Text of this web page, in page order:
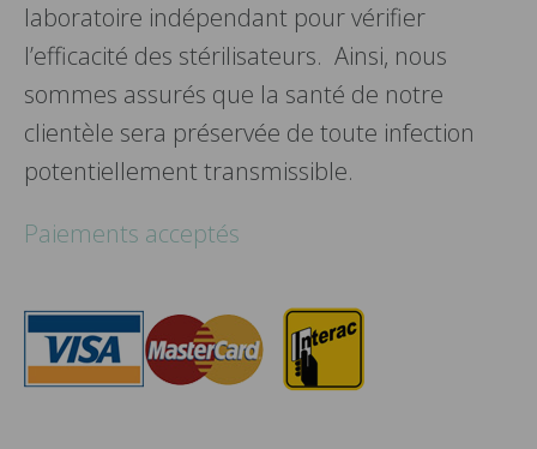
laboratoire indépendant pour vérifier
l’efficacité des stérilisateurs. Ainsi, nous
sommes assurés que la santé de notre
clientèle sera préservée de toute infection
potentiellement transmissible.
Paiements acceptés